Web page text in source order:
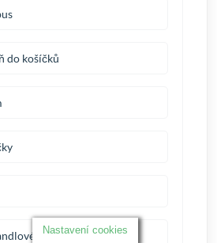
do košíčků
mouky
Nastavení cookies